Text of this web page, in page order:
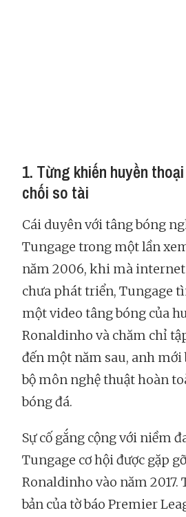
1. Từng khiến huyền
chối so tài
Cái duyên với tâng bóng
Tungage trong một lần
năm 2006, khi mà
chưa phát triển, Tungage
một video tâng bóng của
Ronaldinho và chăm chỉ
đến một năm sau, anh mới
bộ môn nghệ thuật hoàn
bóng đá.
Sự cố gắng cộng với niềm
Tungage cơ hội được gặp
Ronaldinho vào năm 2017.
bản của tờ báo Premier